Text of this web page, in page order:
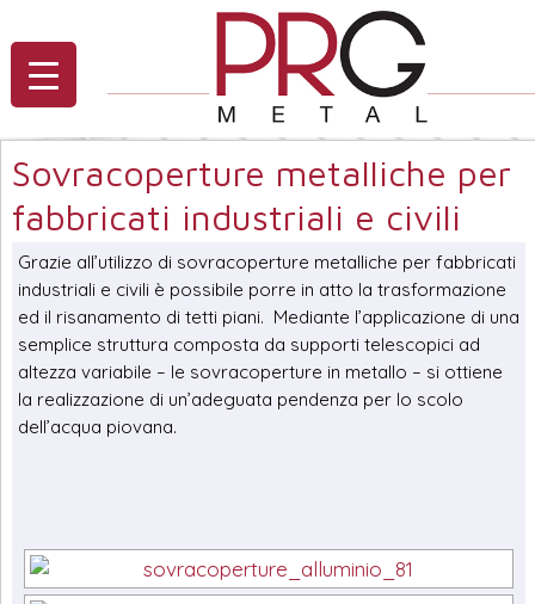
Sovracoperture metalliche per
fabbricati industriali e civili
Grazie all’utilizzo di sovracoperture metalliche per fabbricati
industriali e civili è possibile porre in atto la trasformazione
ed il risanamento di tetti piani. Mediante l’applicazione di una
semplice struttura composta da supporti telescopici ad
altezza variabile – le sovracoperture in metallo – si ottiene
la realizzazione di un’adeguata pendenza per lo scolo
dell’acqua piovana.